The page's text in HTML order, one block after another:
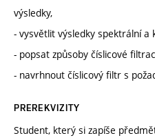
výsledky,
- vysvětlit výsledky spektrální a
- popsat způsoby číslicové
- navrhnout číslicový filtr s
PREREKVIZITY
Student, který si zapíše